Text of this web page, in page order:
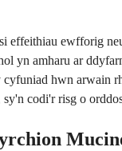
effeithiau ewfforig
yn amharu ar
cyfuniad hwn arwain
codi'r risg o